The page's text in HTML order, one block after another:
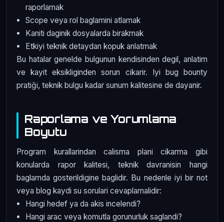
raporlamak
Scope veya rol baglamini atlamak
Kaniti daginik dosyalarda birakmak
Etkiyi teknik detaydan kopuk anlatmak
Bu hatalar genelde bulgunun kendisinden degil, anlatim
ve kayit eksikliginden sorun cikarir. Iyi bug bounty
pratiği, teknik bulgu kadar sunum kalitesine de dayanir.
Raporlama ve Yorumlama
Boyutu
Program kurallarindan calisma plani cikarma gibi
konularda rapor kalitesi, teknik davranisin hangi
baglamda gosterildigine baglidir. Bu nedenle iyi bir not
veya blog kaydi su sorulari cevaplamalidir:
Hangi hedef ya da akis incelendi?
Hangi arac veya komutla gorunurluk saglandi?